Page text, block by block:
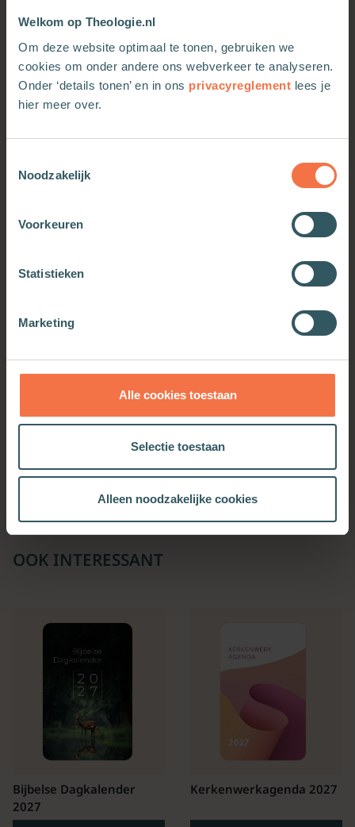
Welkom op Theologie.nl
Om deze website optimaal te tonen, gebruiken we
cookies om onder andere ons webverkeer te analyseren.
Onder ‘details tonen’ en in ons privacyreglement lees je
hier meer over.
Noodzakelijk
Voorkeuren
Statistieken
Marketing
Alle cookies toestaan
Selectie toestaan
Alleen noodzakelijke cookies
ontmoetingsplek voor mensen die worstelen met
overmatig pornogebruik. Naast zijn publicaties
voor het algemene publiek is hij als coauteur
betrokken bij verschillende wetenschappelijke
publicaties over dit onderwerp.
Het pornobrein
Meer informatie
OOK INTERESSANT
Bijbelse Dagkalender
2027
Kerkenwerkagenda 2027